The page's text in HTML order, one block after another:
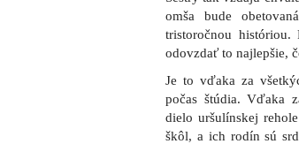
omša bude
tristoročnou
odovzdať to najlepšie,
Je to vďaka za
počas štúdia. Vďaka
dielo uršulínskej
škôl, a ich rodín sú